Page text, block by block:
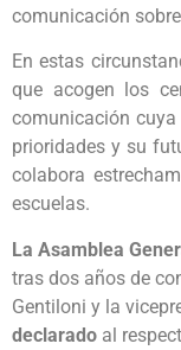
comunicación
En estas
que acogen los
comunicación
prioridades y su
colabora
escuelas.
La Asamblea
tras dos años de
Gentiloni y la
declarado al